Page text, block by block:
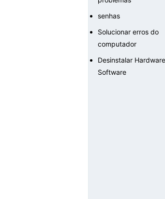
senhas
Solucionar erros do
computador
Desinstalar
Software